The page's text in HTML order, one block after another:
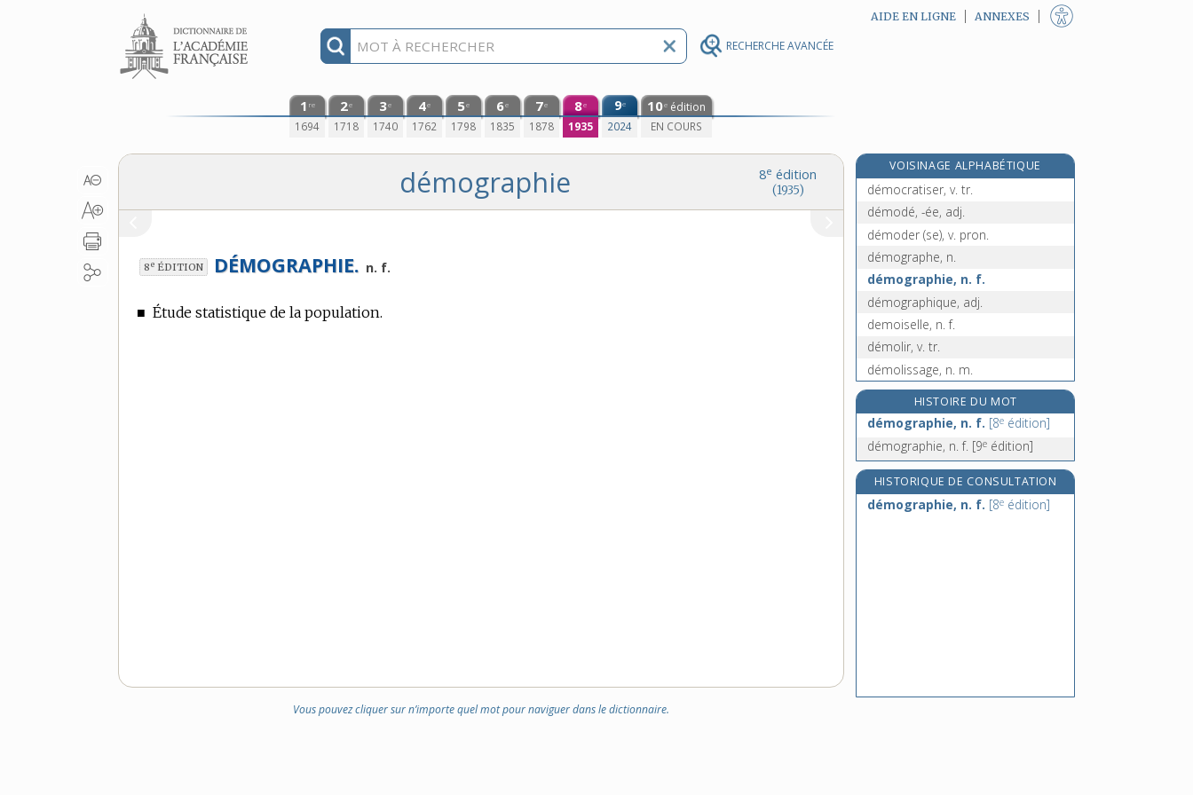
RECHERCHE AVANCÉE
Aller au contenu AIDE EN LIGNE ANNEXES
1 re
1694
2e
1718
3e
1740
4e
1762
5e
1798
6e
1835
7e
1878
8e
1935
9e
2024
10e édition
EN COURS
8e édition
(1935)
démographie
8e ÉDITION DÉMOGRAPHIE. n. f.
■ Étude statistique de la population.
Vous pouvez cliquer sur n’importe quel mot pour naviguer dans le dictionnaire.
VOISINAGE ALPHABÉTIQUE
démocratisation, n. f.
démocratiser, v. tr.
démodé, -ée, adj.
démoder (se), v. pron.
démographe, n.
démographie, n. f.
démographique, adj.
demoiselle, n. f.
démolir, v. tr.
démolissage, n. m.
démolisseur, -euse, n.
démolition, n. f.
démonétisation, n. f.
démonétiser, v. tr.
HISTOIRE DU MOT
démographie, n. f. [8e édition]
démographie, n. f. [9e édition]
HISTORIQUE DE CONSULTATION
démographie, n. f. [8e édition]